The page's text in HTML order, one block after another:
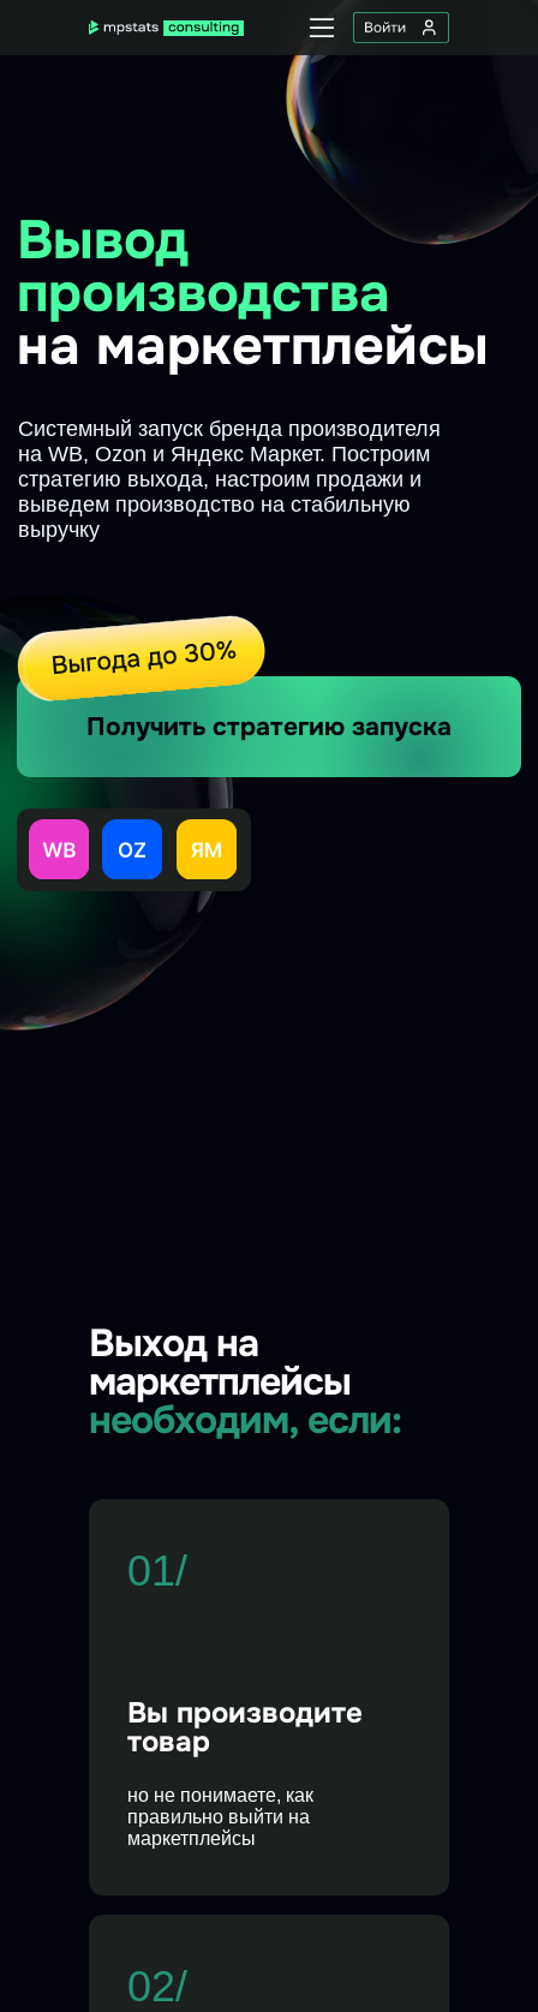
производства
на маркетплейсы
Системный запуск бренда производителя
на WB, Ozon и Яндекс Маркет. Построим
стратегию выхода, настроим продажи и
выведем производство на стабильную
Получить стратегию запуска
01/
Вы производите
товар
но не понимаете, как
правильно выйти на
маркетплейсы
02/
Выход на
маркетплейсы
необходим, если: